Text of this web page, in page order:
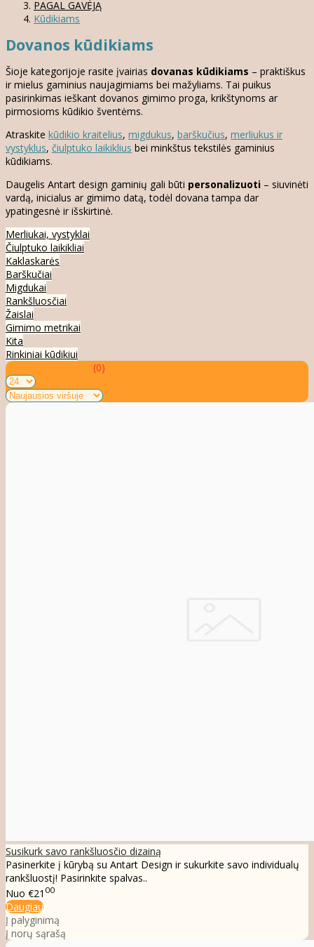
PAGAL GAVĖJĄ
Kūdikiams
Dovanos kūdikiams
Šioje kategorijoje rasite įvairias dovanas kūdikiams – praktiškus
ir mielus gaminius naujagimiams bei mažyliams. Tai puikus
pasirinkimas ieškant dovanos gimimo proga, krikštynoms ar
pirmosioms kūdikio šventėms.
Atraskite kūdikio kraitelius, migdukus, barškučius, merliukus ir
vystyklus, čiulptuko laikiklius bei minkštus tekstilės gaminius
kūdikiams.
Daugelis Antart design gaminių gali būti personalizuoti – siuvinėti
vardą, inicialus ar gimimo datą, todėl dovana tampa dar
ypatingesnė ir išskirtinė.
Merliukai, vystyklai
Čiulptuko laikikliai
Kaklaskarės
Barškučiai
Migdukai
Rankšluosčiai
Žaislai
Gimimo metrikai
Kita
Rinkiniai kūdikiui
Prekių palyginimas (0)
Susikurk savo rankšluosčio dizainą
Pasinerkite į kūrybą su Antart Design ir sukurkite savo individualų
rankšluostį! Pasirinkite spalvas..
Nuo €21 00
Daugiau
Į palyginimą
Į norų sąrašą